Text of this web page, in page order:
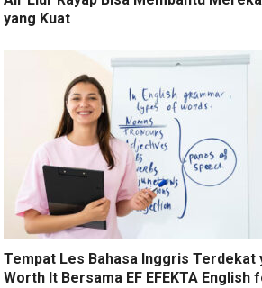
yang Kuat
Tempat Les Bahasa Inggris Terdekat
Worth It Bersama EF EFEKTA English